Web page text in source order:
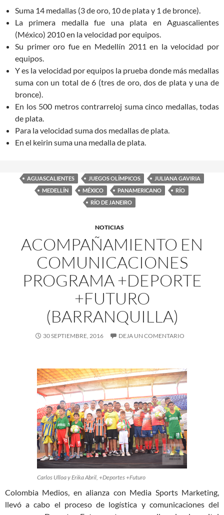
Suma 14 medallas (3 de oro, 10 de plata y 1 de bronce).
La primera medalla fue una plata en Aguascalientes
(México) 2010 en la velocidad por equipos.
Su primer oro fue en Medellín 2011 en la velocidad por
equipos.
Y es la velocidad por equipos la prueba donde más medallas
suma con un total de 6 (tres de oro, dos de plata y una de
bronce).
En los 500 metros contrarreloj suma cinco medallas, todas
de plata.
Para la velocidad suma dos medallas de plata.
En el keirin suma una medalla de plata.
AGUASCALIENTES JUEGOS OLÍMPICOS
JULIANA GAVIRIA
MEDELLÍN
MÉXICO PANAMERICANO
RÍO
RÍO DE JANEIRO
NOTICIAS
ACOMPAÑAMIENTO EN
COMUNICACIONES
PROGRAMA +DEPORTE
+FUTURO
(BARRANQUILLA)
30 SEPTIEMBRE, 2016 DEJA UN COMENTARIO
Carlos Ulloa y Erika Abril, +Deportes +Futuro
Colombia Medios, en alianza con Media Sports Marketing,
llevó a cabo el proceso de logística y comunicaciones del